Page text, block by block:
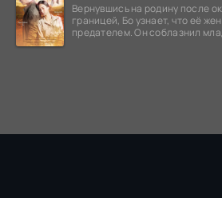
Вернувшись на родину после
границей, Бо узнает, что её
предателем. Он соблазнил